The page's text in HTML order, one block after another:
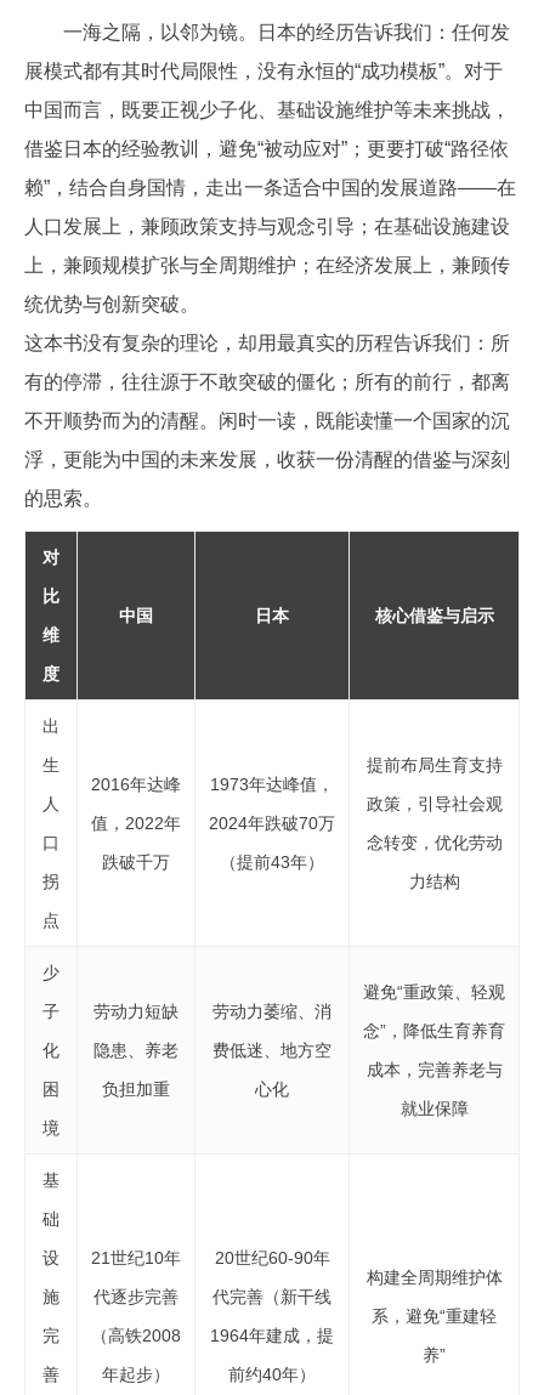
一海之隔，以邻为镜。日本的经历告诉我们：任何发
展模式都有其时代局限性，没有永恒的“成功模板”。对于
中国而言，既要正视少子化、基础设施维护等未来挑战，
借鉴日本的经验教训，避免“被动应对”；更要打破“路径依
赖”，结合自身国情，走出一条适合中国的发展道路——在
人口发展上，兼顾政策支持与观念引导；在基础设施建设
上，兼顾规模扩张与全周期维护；在经济发展上，兼顾传
统优势与创新突破。
这本书没有复杂的理论，却用最真实的历程告诉我们：所
有的停滞，往往源于不敢突破的僵化；所有的前行，都离
不开顺势而为的清醒。闲时一读，既能读懂一个国家的沉
浮，更能为中国的未来发展，收获一份清醒的借鉴与深刻
的思索。
对
比
维
度
中国 日本 核心借鉴与启示
出
生
人
口
拐
点
2016年达峰
值，2022年
跌破千万
1973年达峰值，
2024年跌破70万
（提前43年）
提前布局生育支持
政策，引导社会观
念转变，优化劳动
力结构
少
子
化
困
境
劳动力短缺
隐患、养老
负担加重
劳动力萎缩、消
费低迷、地方空
心化
避免“重政策、轻观
念”，降低生育养育
成本，完善养老与
就业保障
基
础
设
施
完
善
21世纪10年
代逐步完善
（高铁2008
年起步）
20世纪60-90年
代完善（新干线
1964年建成，提
前约40年）
构建全周期维护体
系，避免“重建轻
养”